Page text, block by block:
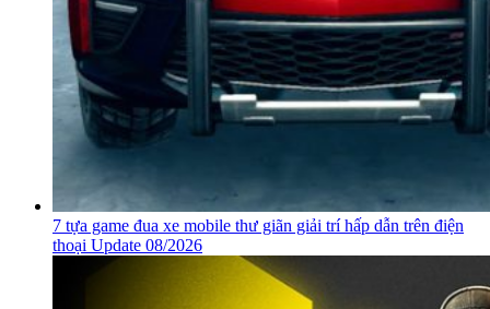
7 tựa game đua xe mobile thư giãn giải trí hấp dẫn trên điện
thoại Update 08/2026